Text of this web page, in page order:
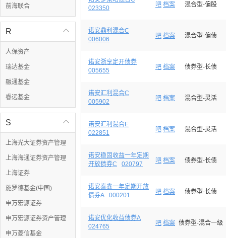
前海联合

R
人保资产
瑞达基金
融通基金
睿远基金

S
上海光大证券资产管理
上海海通证券资产管理
上海证券
施罗德基金(中国)
申万宏源证券
申万宏源证券资产管理
申万菱信基金
023350
吧 档案 混合型-偏股
诺安鼎利混合C
006006
吧 档案 混合型-偏债
诺安浙享定开债券
005655
吧 档案 债券型-长债
诺安汇利混合C
005902
吧 档案 混合型-灵活
诺安汇利混合E
022851
吧 档案 混合型-灵活
诺安稳固收益一年定期
开放债券C
020797 吧 档案 债券型-长债
诺安泰鑫一年定期开放
债券A
000201 吧 档案 债券型-长债
诺安优化收益债券A
024765
吧 档案 债券型-混合一级